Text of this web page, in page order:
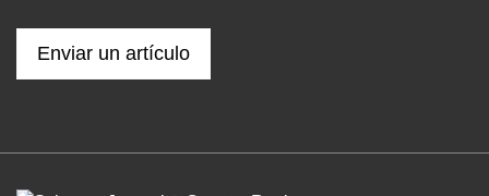
Enviar un artículo